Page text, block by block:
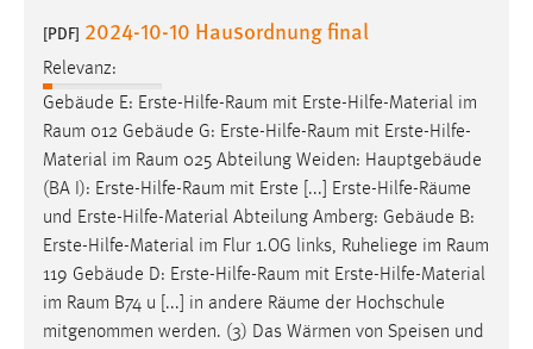
[PDF] 2024-10-10 Hausordnung final
Relevanz:
Gebäude E: Erste-Hilfe-Raum mit Erste-Hilfe-Material im
Raum 012 Gebäude G: Erste-Hilfe-Raum mit Erste-Hilfe-
Material im Raum 025 Abteilung Weiden: Hauptgebäude
(BA I): Erste-Hilfe-Raum mit Erste [...] Erste-Hilfe-Räume
und Erste-Hilfe-Material Abteilung Amberg: Gebäude B:
Erste-Hilfe-Material im Flur 1.OG links, Ruheliege im Raum
119 Gebäude D: Erste-Hilfe-Raum mit Erste-Hilfe-Material
im Raum B74 u [...] in andere Räume der Hochschule
mitgenommen werden. (3) Das Wärmen von Speisen und